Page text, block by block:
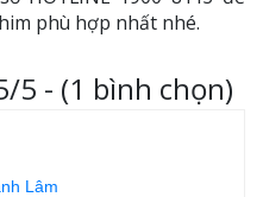
phù hợp nhất nhé.
5 - (1 bình chọn)
Lâm